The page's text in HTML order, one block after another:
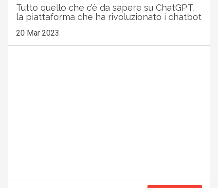
Tutto quello che c’è da sapere su ChatGPT,
la piattaforma che ha rivoluzionato i chatbot
20 Mar 2023